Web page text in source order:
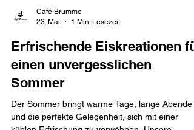
23. Mai
1 Min. Lesezeit
Erfrischende Eiskreationen für
einen unvergesslichen
Sommer